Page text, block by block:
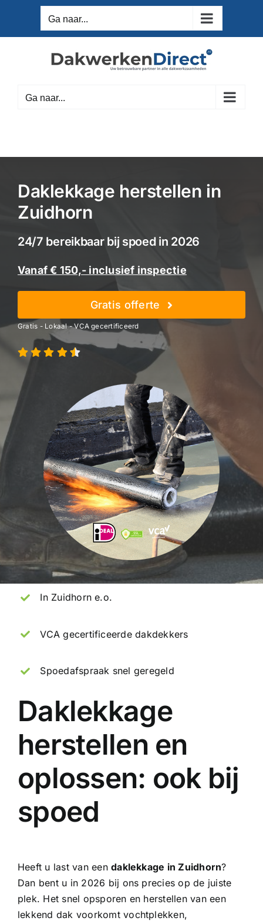
inhoud
Ga naar...
Ga naar...
Daklekkage herstellen in
Zuidhorn
24/7 bereikbaar bij spoed in 2026
Vanaf € 150,- inclusief inspectie
Gratis offerte
Gratis - Lokaal - VCA gecertificeerd
In Zuidhorn e.o.
VCA gecertificeerde dakdekkers
Spoedafspraak snel geregeld
Daklekkage
herstellen en
oplossen: ook bij
spoed
Heeft u last van eendaklekkage in Zuidhorn?
Dan bent u in 2026 bij ons precies op de juiste
plek. Het snel opsporen en herstellen van een
lekkend dak voorkomt vochtplekken,